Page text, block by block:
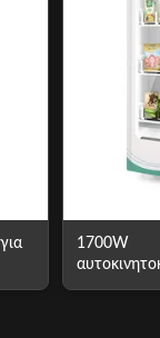
1700W